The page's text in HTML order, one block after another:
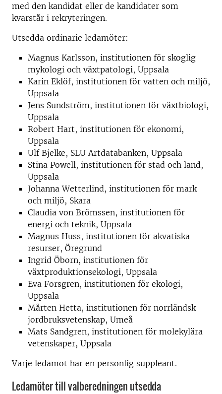
med den kandidat eller de kandidater som
kvarstår i rekryteringen.
Utsedda ordinarie ledamöter:
Magnus Karlsson, institutionen för skoglig
mykologi och växtpatologi, Uppsala
Karin Eklöf, institutionen för vatten och miljö,
Uppsala
Jens Sundström, institutionen för växtbiologi,
Uppsala
Robert Hart, institutionen för ekonomi,
Uppsala
Ulf Bjelke, SLU Artdatabanken, Uppsala
Stina Powell, institutionen för stad och land,
Uppsala
Johanna Wetterlind, institutionen för mark
och miljö, Skara
Claudia von Brömssen, institutionen för
energi och teknik, Uppsala
Magnus Huss, institutionen för akvatiska
resurser, Öregrund
Ingrid Öborn, institutionen för
växtproduktionsekologi, Uppsala
Eva Forsgren, institutionen för ekologi,
Uppsala
Mårten Hetta, institutionen för norrländsk
jordbruksvetenskap, Umeå
Mats Sandgren, institutionen för molekylära
vetenskaper, Uppsala
Varje ledamot har en personlig suppleant.
Ledamöter till valberedningen utsedda